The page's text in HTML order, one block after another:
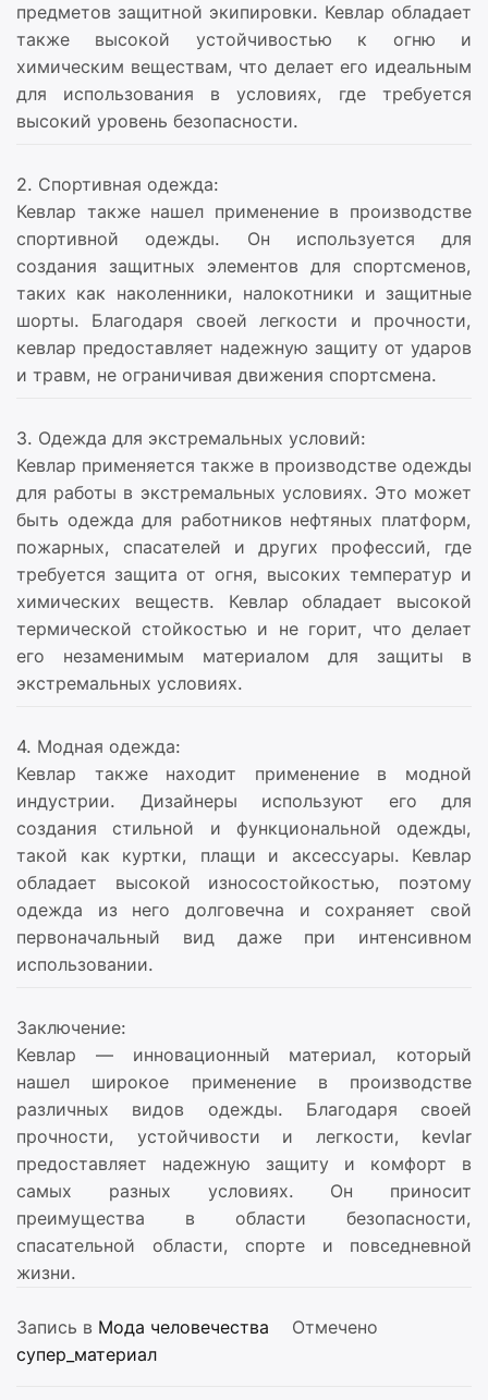
предметов защитной экипировки. Кевлар обладает
также высокой устойчивостью к огню и
химическим веществам, что делает его идеальным
для использования в условиях, где требуется
высокий уровень безопасности.
2. Спортивная одежда:
Кевлар также нашел применение в производстве
спортивной одежды. Он используется для
создания защитных элементов для спортсменов,
таких как наколенники, налокотники и защитные
шорты. Благодаря своей легкости и прочности,
кевлар предоставляет надежную защиту от ударов
и травм, не ограничивая движения спортсмена.
3. Одежда для экстремальных условий:
Кевлар применяется также в производстве одежды
для работы в экстремальных условиях. Это может
быть одежда для работников нефтяных платформ,
пожарных, спасателей и других профессий, где
требуется защита от огня, высоких температур и
химических веществ. Кевлар обладает высокой
термической стойкостью и не горит, что делает
его незаменимым материалом для защиты в
экстремальных условиях.
4. Модная одежда:
Кевлар также находит применение в модной
индустрии. Дизайнеры используют его для
создания стильной и функциональной одежды,
такой как куртки, плащи и аксессуары. Кевлар
обладает высокой износостойкостью, поэтому
одежда из него долговечна и сохраняет свой
первоначальный вид даже при интенсивном
использовании.
Заключение:
Кевлар — инновационный материал, который
нашел широкое применение в производстве
различных видов одежды. Благодаря своей
прочности, устойчивости и легкости, kevlar
предоставляет надежную защиту и комфорт в
самых разных условиях. Он приносит
преимущества в области безопасности,
спасательной области, спорте и повседневной
жизни.
Запись в Мода человечества
Отмечено
супер_материал